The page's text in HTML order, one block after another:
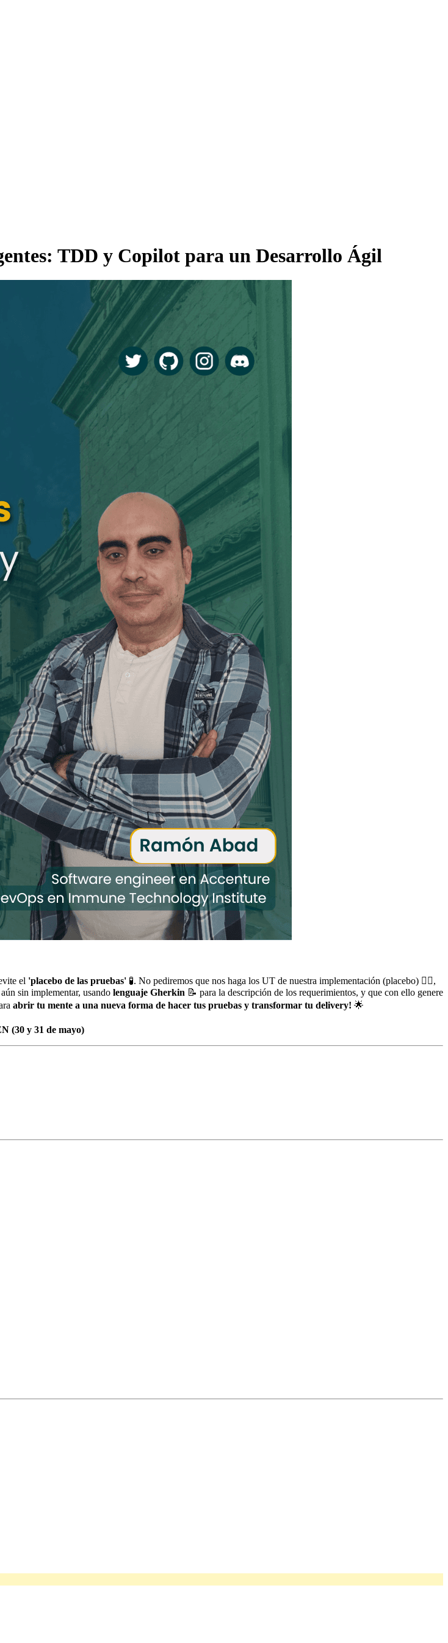
TDD y Copilot para un Desarrollo Ágil
el 'placebo de las pruebas' 🧪. No pediremos que nos haga los UT de nuestra implementación (placebo) 🙅‍♂️,
sin implementar, usando lenguaje Gherkin 📝 para la descripción de los requerimientos, y que con ello genere
abrir tu mente a una nueva forma de hacer tus pruebas y transformar tu delivery! 🌟
(30 y 31 de mayo)